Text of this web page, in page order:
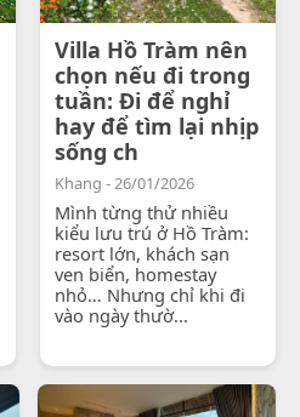
Villa Hồ Tràm nên
chọn nếu đi trong
tuần: Đi để nghỉ
hay để tìm lại nhịp
sống ch
Khang - 26/01/2026
Mình từng thử nhiều
kiểu lưu trú ở Hồ Tràm:
resort lớn, khách sạn
ven biển, homestay
nhỏ… Nhưng chỉ khi đi
vào ngày thườ...